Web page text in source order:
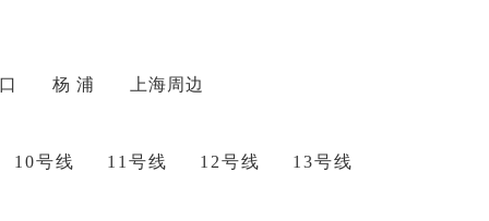
杨 浦 上海周边
10号线 11号线 12号线 13号线